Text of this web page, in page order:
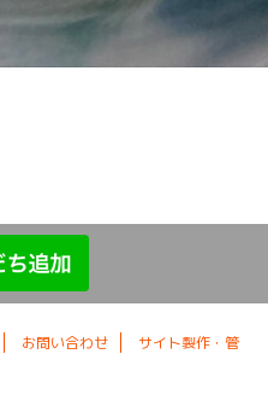
お問い合わせ
サイト製作・管